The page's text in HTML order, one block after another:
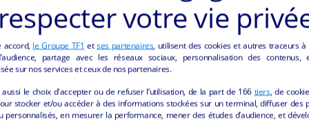
"HÔTELLERIE ET RESTAURATION" DE LA
respecter votre vie
accord, le Groupe TF1 etses partenaires, utilisent des cookies et autres traceurs à
partage avec les réseaux sociaux, personnalisation des contenus,
sur nos services et ceux de nos partenaires.
aussi le choix d'accepter ou de refuser l’utilisation, de la part de 166 tiers, de
stocker et/ou accéder à des informations stockées sur un terminal, diffuser des
personnalisés, en mesurer la performance, mener des études d’audience, et